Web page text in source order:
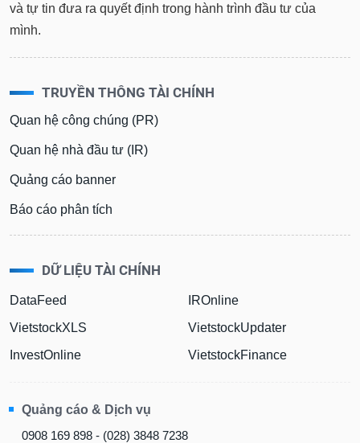
và tự tin đưa ra quyết định trong hành trình đầu tư của
mình.
TRUYỀN THÔNG TÀI CHÍNH
Quan hệ công chúng (PR)
Quan hệ nhà đầu tư (IR)
Quảng cáo banner
Báo cáo phân tích
DỮ LIỆU TÀI CHÍNH
DataFeed
VietstockXLS
InvestOnline
IROnline
VietstockUpdater
VietstockFinance
Quảng cáo & Dịch vụ
0908 169 898 - (028) 3848 7238